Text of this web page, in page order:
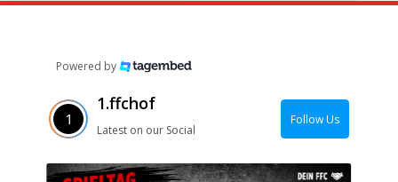
Powered by
1.ffchof
Latest on our Social
Follow Us